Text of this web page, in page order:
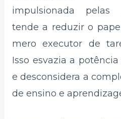
impulsionada pelas
tende a reduzir o
mero executor de
Isso esvazia a
e desconsidera a
de ensino e